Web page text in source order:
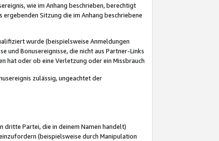
wie im Anhang beschrieben, berechtigt
Sitzung die im Anhang beschriebene
wurde (beispielsweise Anmeldungen
und Bonusereignisse, die nicht aus Partner-Links
hat oder ob eine Verletzung oder ein Missbrauch
zulässig, ungeachtet der
Partei, die in deinem Namen handelt)
(beispielsweise durch Manipulation